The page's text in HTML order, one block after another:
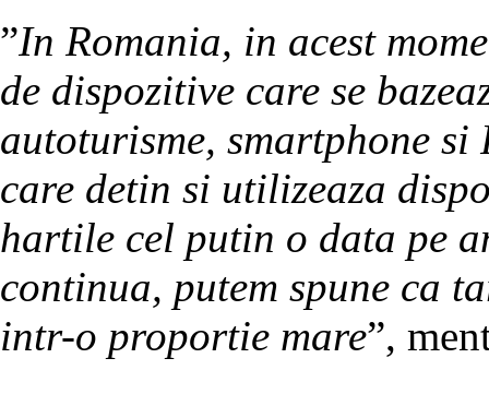
”In Romania, in acest
de dispozitive care se
autoturisme, smartphone
care detin si utilizeaza
hartile cel putin o data pe
continua, putem spune ca
intr-o proportie mare”,